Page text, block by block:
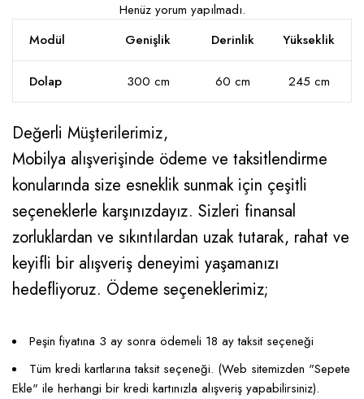
Henüz yorum yapılmadı.
Modül
Genişlik Derinlik Yükseklik
Dolap 300 cm 60 cm 245 cm
Değerli Müşterilerimiz,
Mobilya alışverişinde ödeme ve taksitlendirme
konularında size esneklik sunmak için çeşitli
seçeneklerle karşınızdayız. Sizleri finansal
zorluklardan ve sıkıntılardan uzak tutarak, rahat ve
keyifli bir alışveriş deneyimi yaşamanızı
hedefliyoruz. Ödeme seçeneklerimiz;
Peşin fiyatına 3 ay sonra ödemeli 18 ay taksit seçeneği
Tüm kredi kartlarına taksit seçeneği. (Web sitemizden "Sepete
Ekle" ile herhangi bir kredi kartınızla alışveriş yapabilirsiniz).